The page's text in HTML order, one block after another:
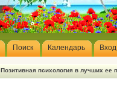
Поиск Календарь Вход
Позитивная психология в лучших ее